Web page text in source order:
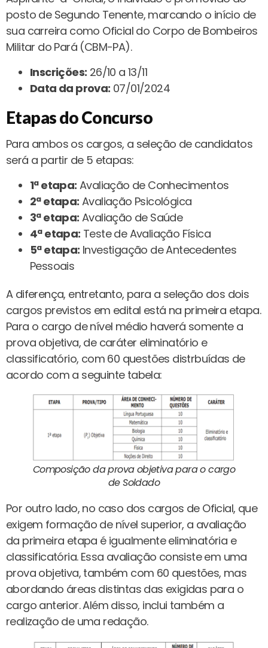
posto de Segundo Tenente, marcando o início de
sua carreira como Oficial do Corpo de Bombeiros
Militar do Pará (CBM-PA).
Inscrições: 26/10 a 13/11
Data da prova: 07/01/2024
Etapas do Concurso
Para ambos os cargos, a seleção de candidatos
será a partir de 5 etapas:
1ª etapa: Avaliação de Conhecimentos
2ª etapa: Avaliação Psicológica
3ª etapa: Avaliação de Saúde
4ª etapa: Teste de Avaliação Física
5ª etapa: Investigação de Antecedentes
Pessoais
A diferença, entretanto, para a seleção dos dois
cargos previstos em edital está na primeira etapa.
Para o cargo de nível médio haverá somente a
prova objetiva, de caráter eliminatório e
classificatório, com 60 questões distrbuídas de
acordo com a seguinte tabela:
Composição da prova objetiva para o cargo
de Soldado
Por outro lado, no caso dos cargos de Oficial, que
exigem formação de nível superior, a avaliação
da primeira etapa é igualmente eliminatória e
classificatória. Essa avaliação consiste em uma
prova objetiva, também com 60 questões, mas
abordando áreas distintas das exigidas para o
cargo anterior. Além disso, inclui também a
realização de uma redação.